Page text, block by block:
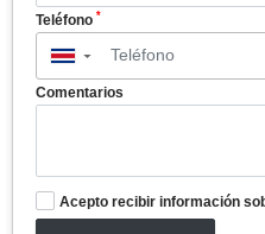
Teléfono *
▼
Comentarios
Acepto recibir información